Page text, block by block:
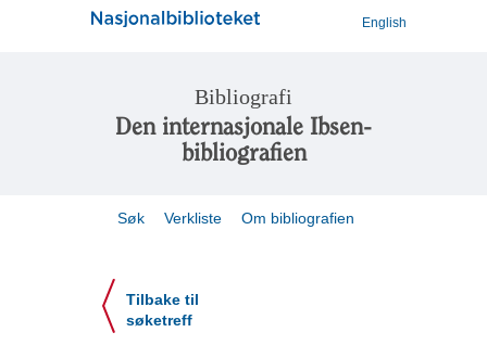
English
Bibliografi
Den internasjonale Ibsen-
bibliografien
Søk Verkliste Om bibliografien
Tilbake til
søketreff